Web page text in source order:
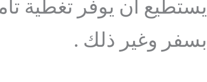
يستطيع أن يوفر تغطية
بسفر وغير ذلك .